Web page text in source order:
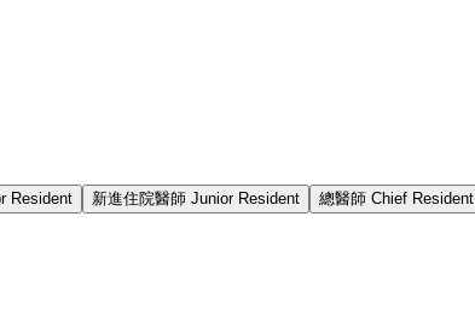
Resident 新進住院醫師 Junior Resident 總醫師 Chief Resident